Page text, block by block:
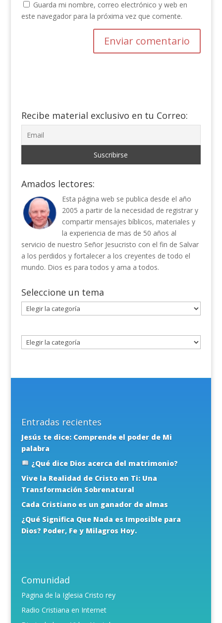
Guarda mi nombre, correo electrónico y web en
este navegador para la próxima vez que comente.
Recibe material exclusivo en tu Correo:
Amados lectores:
Esta página web se publica desde el año
2005 a partir de la necesidad de registrar y
compartir mensajes bíblicos, materiales y
la experiencia de mas de 50 años al
servicio de nuestro Señor Jesucristo con el fin de Salvar
a los perdidos y fortalecer a los creyentes de todo el
mundo. Dios es para todos y ama a todos.
Seleccione un tema
Seleccione
un
Entradas recientes
Jesús te dice: Comprende el poder de Mi
palabra
¿Qué dice Dios acerca del matrimonio?
Vive la Realidad de Cristo en Ti: Una
Transformación Sobrenatural
Cada Cristiano es un ganador de almas
¿Qué Significa Que Nada es Imposible para
Dios? Poder, Fe y Milagros Hoy.
Comunidad
Pagina de la Iglesia Cristo rey
Radio Cristiana en Internet